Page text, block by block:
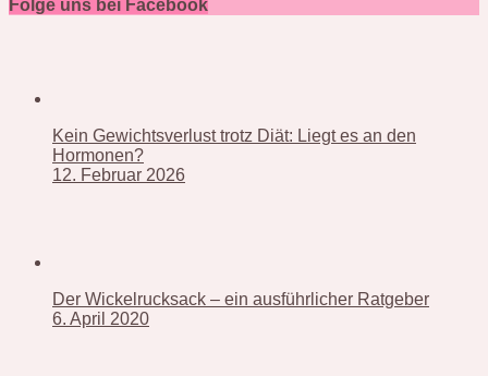
Folge uns bei Facebook
Kein Gewichtsverlust trotz Diät: Liegt es an den
Hormonen?
12. Februar 2026
Der Wickelrucksack – ein ausführlicher Ratgeber
6. April 2020